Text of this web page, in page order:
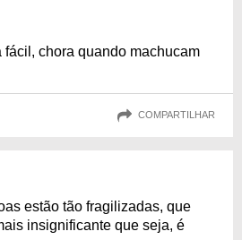
fácil, chora quando machucam
COMPARTILHAR
estão tão fragilizadas, que
insignificante que seja, é